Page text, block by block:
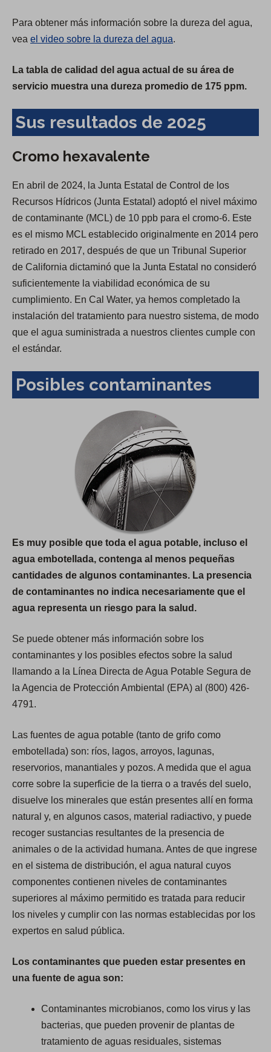
Para obtener más información sobre la dureza del agua,
vea el video sobre la dureza del agua.
La tabla de calidad del agua actual de su área de
servicio muestra una dureza promedio de 175 ppm.
Sus resultados de 2025
Cromo hexavalente
En abril de 2024, la Junta Estatal de Control de los
Recursos Hídricos (Junta Estatal) adoptó el nivel máximo
de contaminante (MCL) de 10 ppb para el cromo-6. Este
es el mismo MCL establecido originalmente en 2014 pero
retirado en 2017, después de que un Tribunal Superior
de California dictaminó que la Junta Estatal no consideró
suficientemente la viabilidad económica de su
cumplimiento. En Cal Water, ya hemos completado la
instalación del tratamiento para nuestro sistema, de modo
que el agua suministrada a nuestros clientes cumple con
el estándar.
Posibles contaminantes
Es muy posible que toda el agua potable, incluso el
agua embotellada, contenga al menos pequeñas
cantidades de algunos contaminantes. La presencia
de contaminantes no indica necesariamente que el
agua representa un riesgo para la salud.
Se puede obtener más información sobre los
contaminantes y los posibles efectos sobre la salud
llamando a la Línea Directa de Agua Potable Segura de
la Agencia de Protección Ambiental (EPA) al (800) 426-
4791.
Las fuentes de agua potable (tanto de grifo como
embotellada) son: ríos, lagos, arroyos, lagunas,
reservorios, manantiales y pozos. A medida que el agua
corre sobre la superficie de la tierra o a través del suelo,
disuelve los minerales que están presentes allí en forma
natural y, en algunos casos, material radiactivo, y puede
recoger sustancias resultantes de la presencia de
animales o de la actividad humana. Antes de que ingrese
en el sistema de distribución, el agua natural cuyos
componentes contienen niveles de contaminantes
superiores al máximo permitido es tratada para reducir
los niveles y cumplir con las normas establecidas por los
expertos en salud pública.
Los contaminantes que pueden estar presentes en
una fuente de agua son:
Contaminantes microbianos, como los virus y las
bacterias, que pueden provenir de plantas de
tratamiento de aguas residuales, sistemas